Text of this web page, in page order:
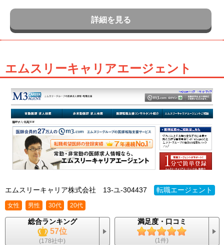
詳細を見る
エムスリーキャリアエージェント
エムスリーキャリア株式会社 13-ユ-304437 転職エージェント
女性 男性 30代 20代
総合ランキング
57位
(178社中)
満足度・口コミ
(1件)